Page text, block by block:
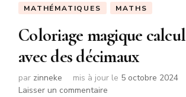
MATHÉMATIQUES
MATHS
Coloriage magique calcul
avec des décimaux
par zinneke mis à jour le 5 octobre 2024
Laisser un commentaire